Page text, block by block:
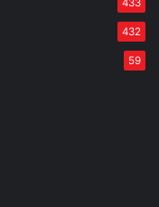
433
432
59